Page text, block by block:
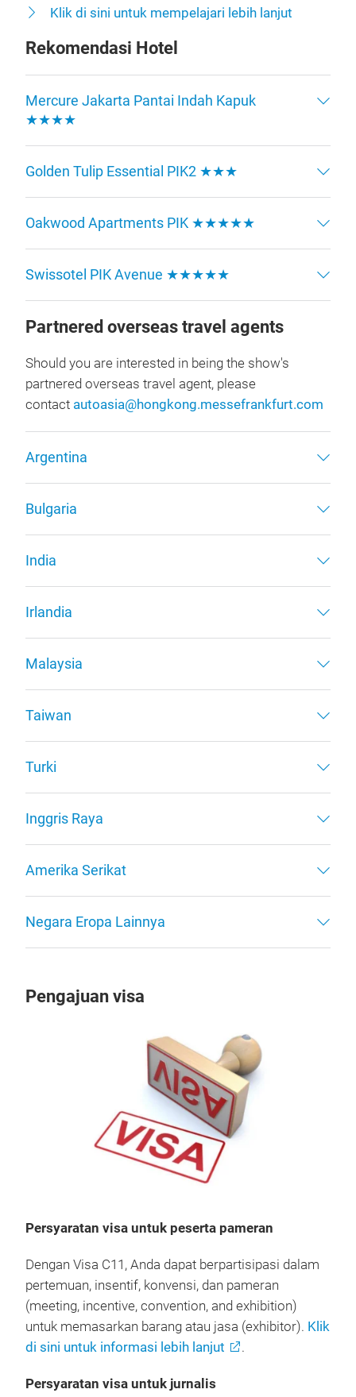
Klik di sini untuk mempelajari lebih lanjut
Rekomendasi Hotel
Mercure Jakarta Pantai Indah Kapuk
★★★★
Golden Tulip Essential PIK2 ★★★
Oakwood Apartments PIK ★★★★★
Swissotel PIK Avenue ★★★★★
Partnered overseas travel agents
Should you are interested in being the show's
partnered overseas travel agent, please
contact autoasia@hongkong.messefrankfurt.com
Argentina
Bulgaria
India
Irlandia
Malaysia
Taiwan
Turki
Inggris Raya
Amerika Serikat
Negara Eropa Lainnya
Pengajuan visa
Persyaratan visa untuk peserta pameran
Dengan Visa C11, Anda dapat berpartisipasi dalam
pertemuan, insentif, konvensi, dan pameran
(meeting, incentive, convention, and exhibition)
untuk memasarkan barang atau jasa (exhibitor). Klik
di sini untuk informasi lebih lanjut
.
Persyaratan visa untuk jurnalis